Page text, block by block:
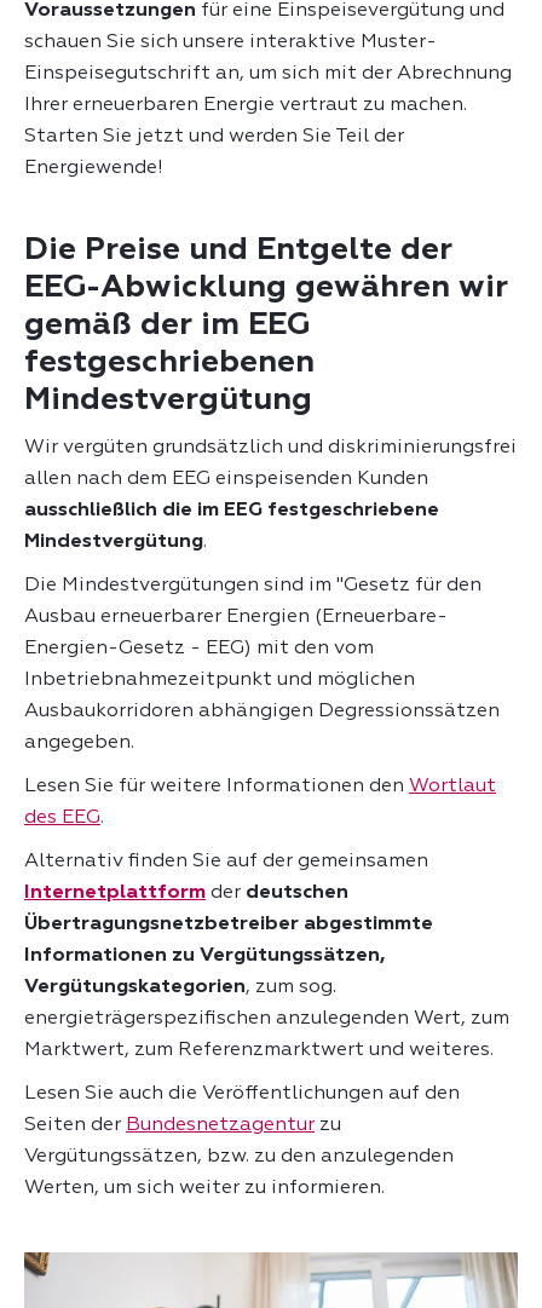
Voraussetzungen für eine Einspeisevergütung und
schauen Sie sich unsere interaktive Muster-
Einspeisegutschrift an, um sich mit der Abrechnung
Ihrer erneuerbaren Energie vertraut zu machen.
Starten Sie jetzt und werden Sie Teil der
Energiewende!
Die Preise und Entgelte der
EEG-Abwicklung gewähren wir
gemäß der im EEG
festgeschriebenen
Mindestvergütung
Wir vergüten grundsätzlich und diskriminierungsfrei
allen nach dem EEG einspeisenden Kunden
ausschließlich die im EEG festgeschriebene
Mindestvergütung.
Die Mindestvergütungen sind im "Gesetz für den
Ausbau erneuerbarer Energien (Erneuerbare-
Energien-Gesetz - EEG) mit den vom
Inbetriebnahmezeitpunkt und möglichen
Ausbaukorridoren abhängigen Degressionssätzen
angegeben.
Lesen Sie für weitere Informationen den Wortlaut
des EEG.
Alternativ finden Sie auf der gemeinsamen
Internetplattform der deutschen
Übertragungsnetzbetreiber abgestimmte
Informationen zu Vergütungssätzen,
Vergütungskategorien, zum sog.
energieträgerspezifischen anzulegenden Wert, zum
Marktwert, zum Referenzmarktwert und weiteres.
Lesen Sie auch die Veröffentlichungen auf den
Seiten der Bundesnetzagentur zu
Vergütungssätzen, bzw. zu den anzulegenden
Werten, um sich weiter zu informieren.